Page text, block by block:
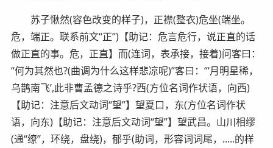
苏子愀然(容色改变的样子)，正襟(整衣)危坐(端坐。
危，端正。联系前文“正”)【助记：危言危行，说正直的话
做正直的事。危，正直】而(连词，表承接，接着)问客曰：
“何为其然也?(曲调为什么这样悲凉呢)”客曰：“‘月明星稀，
乌鹊南飞’,此非曹孟德之诗乎?西(方位名词作状语，向西)
【助记：注意后文动词“望”】望夏口，东(方位名词作状
语，向东)【助记：注意后文动词“望”】望武昌。山川相缪
(通“缭”，环绕，盘绕)，郁乎(助词，形容词词尾，.....的样